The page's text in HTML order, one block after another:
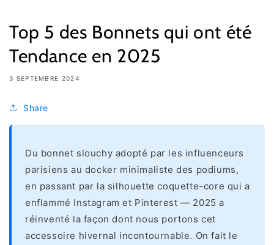
Top 5 des Bonnets qui ont été
Tendance en 2025
3 SEPTEMBRE 2024
Share
Du bonnet slouchy adopté par les influenceurs
parisiens au docker minimaliste des podiums,
en passant par la silhouette coquette-core qui a
enflammé Instagram et Pinterest — 2025 a
réinventé la façon dont nous portons cet
accessoire hivernal incontournable. On fait le